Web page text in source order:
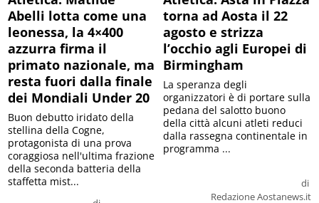
Abelli lotta come una
leonessa, la 4×400
azzurra firma il
primato nazionale, ma
resta fuori dalla finale
dei Mondiali Under 20
Buon debutto iridato della
stellina della Cogne,
protagonista di una prova
coraggiosa nell'ultima frazione
della seconda batteria della
staffetta mist...
torna ad Aosta il 22
agosto e strizza
l’occhio agli Europei di
Birmingham
di
Redazione Aostanews.it
La speranza degli
organizzatori è di portare sulla
pedana del salotto buono
della città alcuni atleti reduci
dalla rassegna continentale in
programma ...